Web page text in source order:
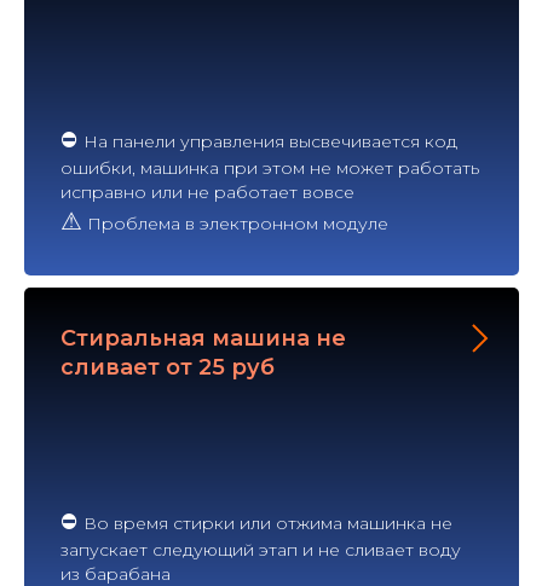
⛔ На панели управления высвечивается код
ошибки, машинка при этом не может работать
исправно или не работает вовсе
⚠ Проблема в электронном модуле
Стиральная машина не
сливает от 25 руб
⛔ Во время стирки или отжима машинка не
запускает следующий этап и не сливает воду
из барабана